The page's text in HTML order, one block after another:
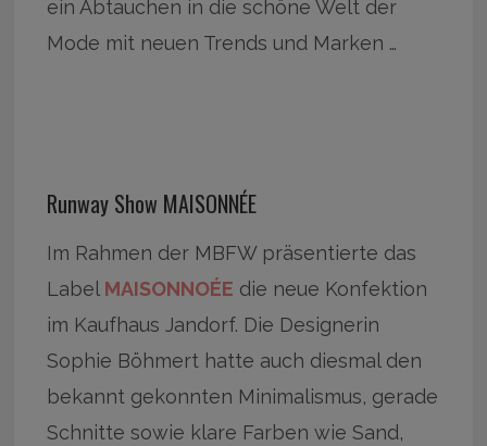
ein Abtauchen in die schöne Welt der
Mode mit neuen Trends und Marken …
Runway Show MAISONNÉE
Im Rahmen der MBFW präsentierte das
Label MAISONNOÉE die neue Konfektion
im Kaufhaus Jandorf. Die Designerin
Sophie Böhmert hatte auch diesmal den
bekannt gekonnten Minimalismus, gerade
Schnitte sowie klare Farben wie Sand,